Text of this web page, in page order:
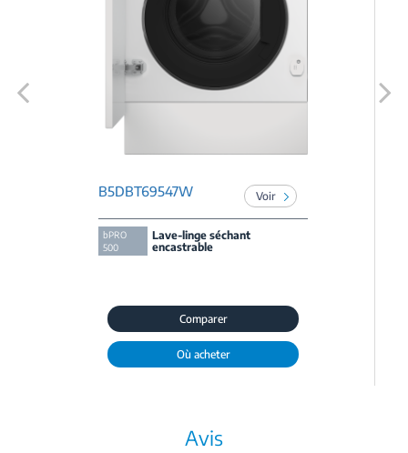
B5DBT69547W Voir
bPRO
500
Lave-linge séchant
encastrable
Comparer
Où acheter
Avis